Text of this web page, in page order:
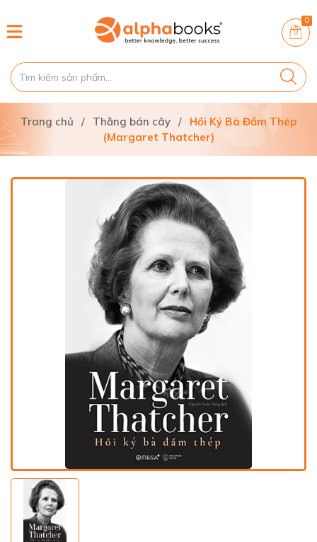
0
Trang chủ / Thằng bán cây /
Hồi Ký Bà Đầm Thép
(Margaret Thatcher)